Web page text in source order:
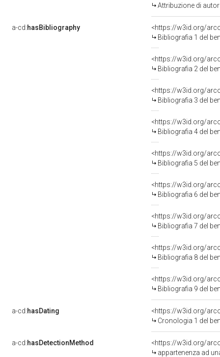
Attribuzione di
a-cd:hasBibliography
<https://w3id.org/
Bibliografia 1 del
<https://w3id.org/
Bibliografia 2 del
<https://w3id.org/
Bibliografia 3 del
<https://w3id.org/
Bibliografia 4 del
<https://w3id.org/
Bibliografia 5 del
<https://w3id.org/
Bibliografia 6 del
<https://w3id.org/
Bibliografia 7 del
<https://w3id.org/
Bibliografia 8 del
<https://w3id.org/
Bibliografia 9 del
a-cd:hasDating
<https://w3id.org/
Cronologia 1 del
a-cd:hasDetectionMethod
appartenenza ad